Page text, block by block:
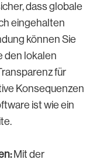
dass globale
eingehalten
können Sie
den lokalen
für
Konsequenzen
ist wie ein
Mit der